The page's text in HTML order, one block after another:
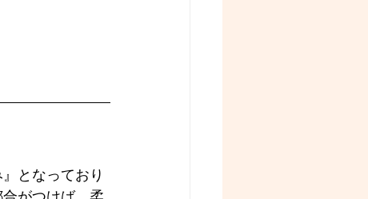
となっており